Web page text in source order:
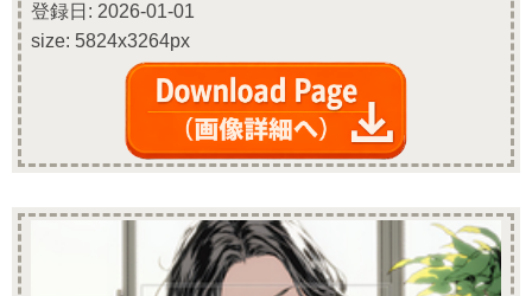
登録日: 2026-01-01
size: 5824x3264px